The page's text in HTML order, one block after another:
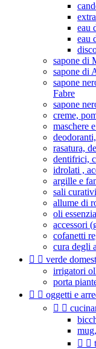
eau
eau
sapone di
sapone di
sapone
Fabre
sapone
creme,
maschere
rasatura,
dentifrici,
idrolati ,
argille e
sali
allume di
oli
accessori
cofanetti
cura degli
  verde
irrigatori
porta
  oggetti e
 
 